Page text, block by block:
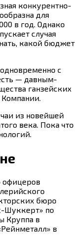
конкурентно-
для
в год. Однако
случая
какой бюджет
с
— давным-
ганзейских
из новейшей
века. Пока что
офицеров
бюро
Шуккерт» по
Круппа в
в